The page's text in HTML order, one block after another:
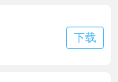
下载